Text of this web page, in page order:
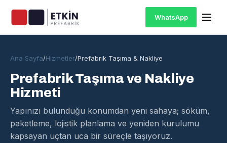
WhatsApp
Ana Sayfa/Hizmetler/Prefabrik Taşıma & Nakliye
Prefabrik Taşıma ve Nakliye
Hizmeti
Yapınızı bulunduğu konumdan yeni sahaya; söküm,
paketleme, lojistik planlama ve yeniden kurulumu
kapsayan uçtan uca bir süreçle taşıyoruz.